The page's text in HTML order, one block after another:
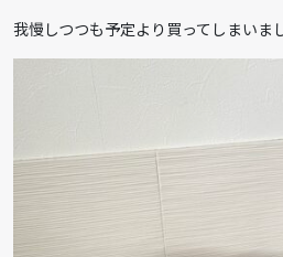
我慢しつつも予定より買ってしまいま